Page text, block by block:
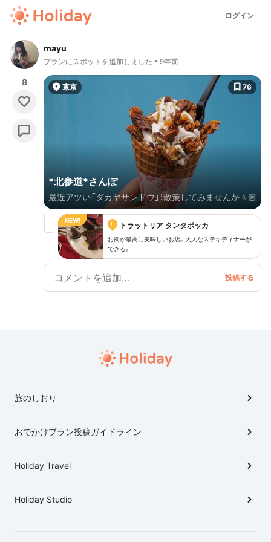
ログイン
mayu
プランにスポットを追加しました 9年前
8 東京 76
*北参道*さんぽ
最近アツい「ダカヤサンドウ」！散策してみませんか🚶🏼
L トラットリア タンタボッカ
お肉が最高に美味しいお店。大人なステキディナーが
できる。
旅のしおり
おでかけプラン投稿ガイドライン
Holiday Travel
Holiday Studio